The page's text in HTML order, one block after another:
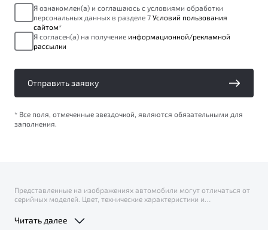
Я ознакомлен(а) и соглашаюсь с условиями обработки
персональных данных в разделе 7 Условий пользования
сайтом*
Я согласен(а) на получение информационной/рекламной
рассылки
Отправить заявку
* Все поля, отмеченные звездочкой, являются обязательными для
заполнения.
Представленные на изображениях автомобили могут отличаться от
серийных моделей. Цвет, технические характеристики и
могут быть изменены в одностороннем порядке.
Максимальная цена перепродажи носит информационный характер
Читать далее